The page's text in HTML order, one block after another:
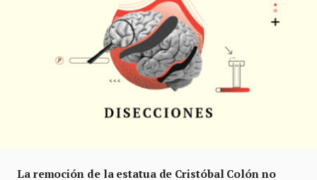
La remoción de la estatua de Cristóbal Colón no